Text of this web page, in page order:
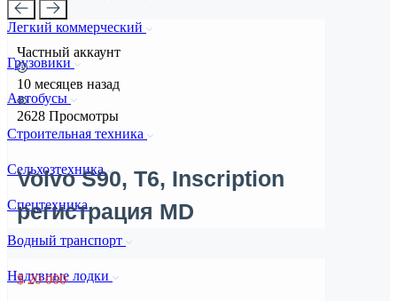
Легкий коммерческий
Грузовики
Автобусы
Строительная техника
Сельхозтехника
Спецтехника
Водный транспорт
Надувные лодки
Частный аккаунт
10 месяцев назад
2628 Просмотры
Volvo S90, T6, Inscription
регистрация MD
$ 20 000